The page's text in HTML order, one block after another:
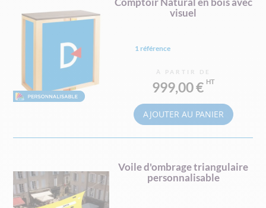
visuel
1 référence
À PARTIR DE
999,00 €
AJOUTER AU PANIER
Voile d'ombrage triangulaire
personnalisable